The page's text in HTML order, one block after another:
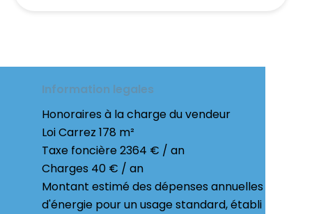
Information legales
Honoraires à la charge du vendeur
Loi Carrez 178 m²
Taxe foncière2364 € / an
Charges 40 € / an
Montant estimé des dépenses annuelles
d'énergie pour un usage standard, établi